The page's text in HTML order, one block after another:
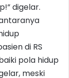
digelar.
di RS
pola hidup
meski